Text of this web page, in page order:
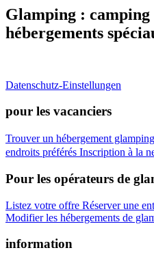
Glamping : camping
hébergements
Datenschutz-Einstellungen
pour les vacanciers
Trouver un hébergement glamping
endroits préférés Inscription à la
Pour les opérateurs de
Listez votre offre Réserver une
Modifier les hébergements de
information